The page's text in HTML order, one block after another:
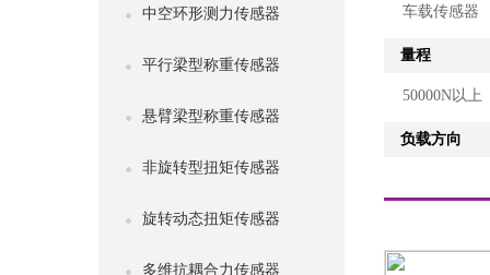
中空环形测力传感器
平行梁型称重传感器
悬臂梁型称重传感器
非旋转型扭矩传感器
旋转动态扭矩传感器
多维抗耦合力传感器
车载传感器
量程
50000N以上
负载方向